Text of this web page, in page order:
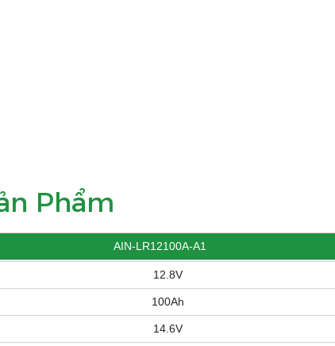
Phẩm
AIN-LR12100A-A1
12.8V
100Ah
14.6V